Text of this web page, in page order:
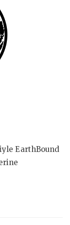
EarthBound